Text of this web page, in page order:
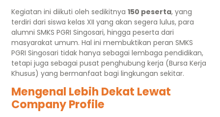
Kegiatan ini diikuti oleh sedikitnya 150 peserta, yang
terdiri dari siswa kelas XII yang akan segera lulus, para
alumni SMKS PGRI Singosari, hingga peserta dari
masyarakat umum. Hal ini membuktikan peran SMKS
PGRI Singosari tidak hanya sebagai lembaga pendidikan,
tetapi juga sebagai pusat penghubung kerja (Bursa Kerja
Khusus) yang bermanfaat bagi lingkungan sekitar.
Mengenal Lebih Dekat Lewat
Company Profile